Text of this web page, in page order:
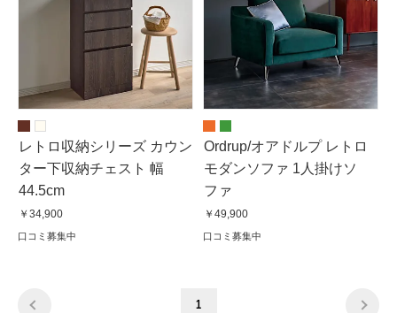
レトロ収納シリーズ カウン
ター下収納チェスト 幅
44.5cm
￥34,900
口コミ募集中
Ordrup/オアドルプ レトロ
モダンソファ 1人掛けソ
ファ
￥49,900
口コミ募集中
1